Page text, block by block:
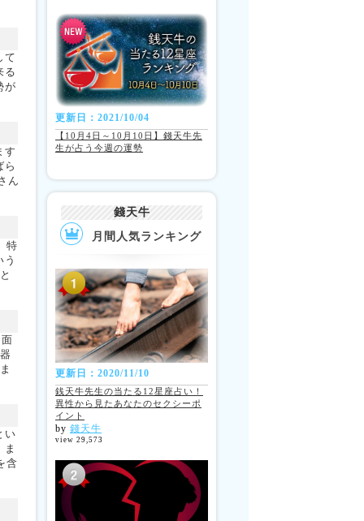
て
る
が
す
ら
ん
特
い
含
更新日：2021/10/04
【10月4日～10月10日】錢天牛先
生が占う今週の運勢
錢天牛
月間人気ランキング
更新日：2020/11/10
銭天牛先生の当たる12星座占い！
異性から見たあなたのセクシーポ
イント
by 錢天牛
view 29,573